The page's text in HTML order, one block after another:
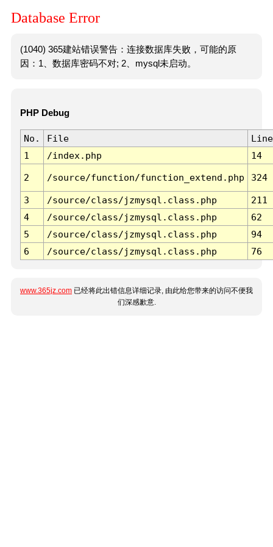
Database Error
(1040) 365建站错误警告：连接数据库失败，可能的原
因：1、数据库密码不对; 2、mysql未启动。
PHP Debug
No. File
Line
1
/index.php 14
2 /source/function/function_extend.php 324
3 /source/class/jzmysql.class.php
211
4
/source/class/jzmysql.class.php
62
5
/source/class/jzmysql.class.php
94
6
/source/class/jzmysql.class.php 76
www.365jz.com 已经将此出错信息详细记录, 由此给您带来的访问不便我
们深感歉意.